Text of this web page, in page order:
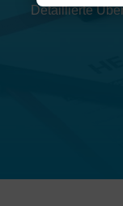
Detaillierte